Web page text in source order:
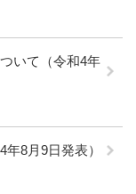
いて（令和4年
8月9日発表）